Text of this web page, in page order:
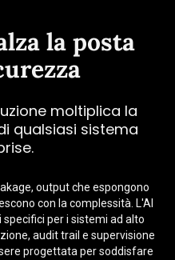
la posta
moltiplica la
qualsiasi sistema
output che espongono
con la complessità. L'AI
per i sistemi ad alto
audit trail e supervisione
progettata per soddisfare